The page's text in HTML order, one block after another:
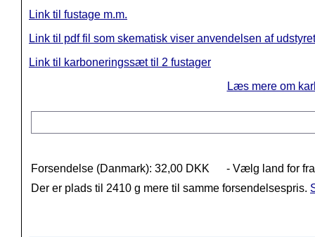
Link til fustage m.m.
Link til pdf fil som skematisk viser anvendelsen af udstyret
Link til karboneringssæt til 2 fustager
Læs mere om
Forsendelse (Danmark): 32,00 DKK
- Vælg land for
Der er plads til 2410 g mere til samme forsendelsespris.